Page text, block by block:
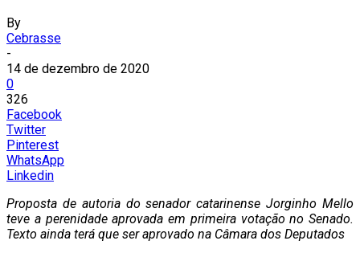
By
Cebrasse
-
14 de dezembro de 2020
0
326
Facebook
Twitter
Pinterest
WhatsApp
Linkedin
Proposta de autoria do senador catarinense Jorginho Mello
teve a perenidade aprovada em primeira votação no Senado.
Texto ainda terá que ser aprovado na Câmara dos Deputados